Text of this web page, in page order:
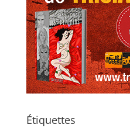
Étiquettes